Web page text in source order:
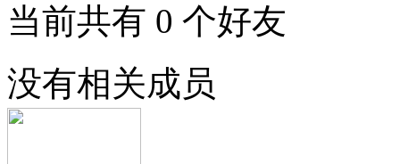
当前共有 0 个好友
没有相关成员